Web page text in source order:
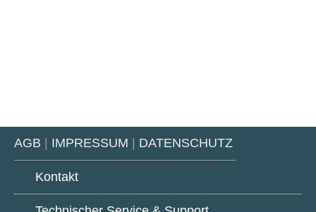
AGB | IMPRESSUM | DATENSCHUTZ
Kontakt